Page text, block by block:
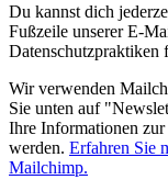
Du kannst dich
Fußzeile unserer E-
Datenschutzpraktiken
Wir verwenden
Sie unten auf
Ihre Informationen
werden. Erfahren Sie
Mailchimp.